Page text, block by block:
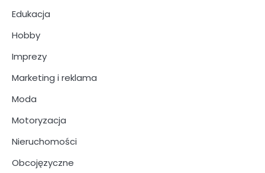
Edukacja
Hobby
Imprezy
Marketing i reklama
Moda
Motoryzacja
Nieruchomości
Obcojęzyczne